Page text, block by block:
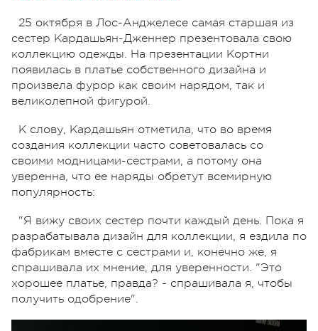
25 октября в Лос-Анджелесе самая старшая из
сестер Кардашьян-Дженнер презентовала свою
коллекцию одежды. На презентации Кортни
появилась в платье собственного дизайна и
произвела фурор как своим нарядом, так и
великолепной фигурой.
К слову, Кардашьян отметила, что во время
создания коллекции часто советовалась со
своими модницами-сестрами, а потому она
уверенна, что ее наряды обретут всемирную
популярность:
"Я вижу своих сестер почти каждый день. Пока я
разрабатывала дизайн для коллекции, я ездила по
фабрикам вместе с сестрами и, конечно же, я
спрашивала их мнение, для уверенности. "Это
хорошее платье, правда? - спрашивала я, чтобы
получить одобрение".